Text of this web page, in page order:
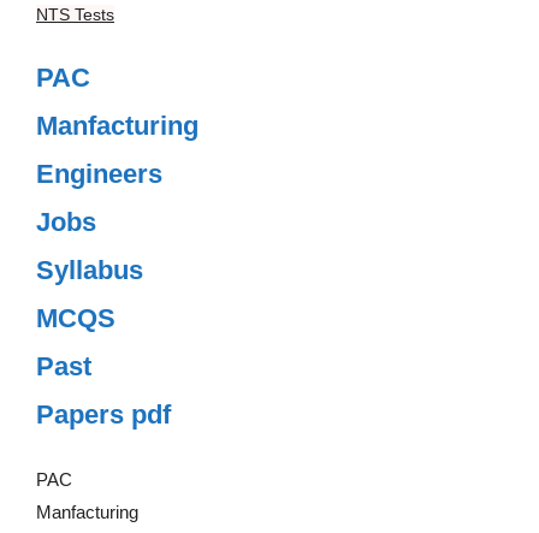
NTS Tests
PAC
Manfacturing
Engineers
Jobs
Syllabus
MCQS
Past
Papers pdf
PAC
Manfacturing